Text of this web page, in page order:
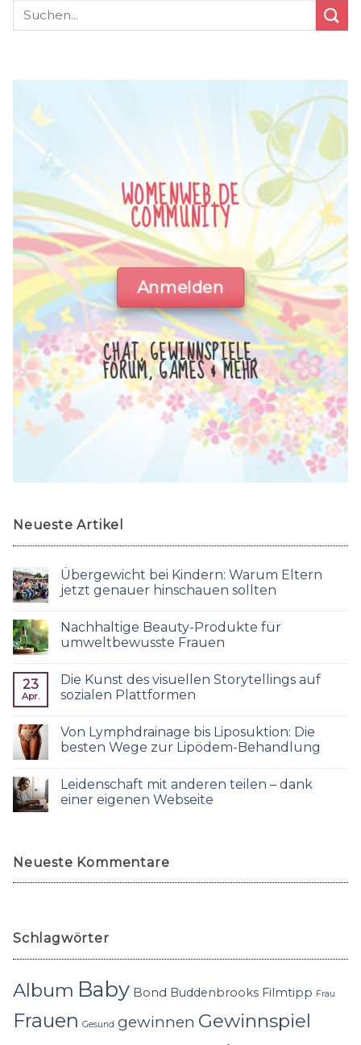
WOMENWEB.DE
COMMUNITY
Anmelden
CHAT, GEWINNSPIELE,
FORUM, GAMES & MEHR
Neueste Artikel
Übergewicht bei Kindern: Warum Eltern
jetzt genauer hinschauen sollten
Nachhaltige Beauty-Produkte für
umweltbewusste Frauen
23
Apr.
Die Kunst des visuellen Storytellings auf
sozialen Plattformen
Von Lymphdrainage bis Liposuktion: Die
besten Wege zur Lipödem-Behandlung
Leidenschaft mit anderen teilen – dank
einer eigenen Webseite
Neueste Kommentare
Schlagwörter
Album Baby Bond Buddenbrooks Filmtipp Frau
Frauen Gesund gewinnen Gewinnspiel